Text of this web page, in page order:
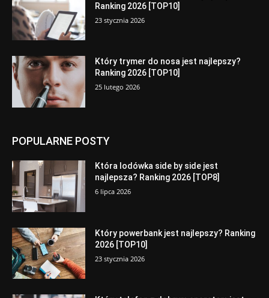
Ranking 2026 [TOP10]
23 stycznia 2026
Który trymer do nosa jest najlepszy?
Ranking 2026 [TOP10]
25 lutego 2026
POPULARNE POSTY
Która lodówka side by side jest
najlepsza? Ranking 2026 [TOP8]
6 lipca 2026
Który powerbank jest najlepszy? Ranking
2026 [TOP10]
23 stycznia 2026